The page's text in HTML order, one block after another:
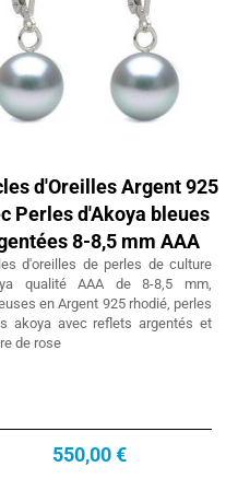
d'Oreilles Argent 925
Perles d'Akoya bleues
8-8,5 mm AAA
d'oreilles de perles de culture
qualité AAA de 8-8,5 mm,
en Argent 925 rhodié, perles
akoya avec reflets argentés et
de rose
550,00 €
avec perle de
AAA à partir de 8 à